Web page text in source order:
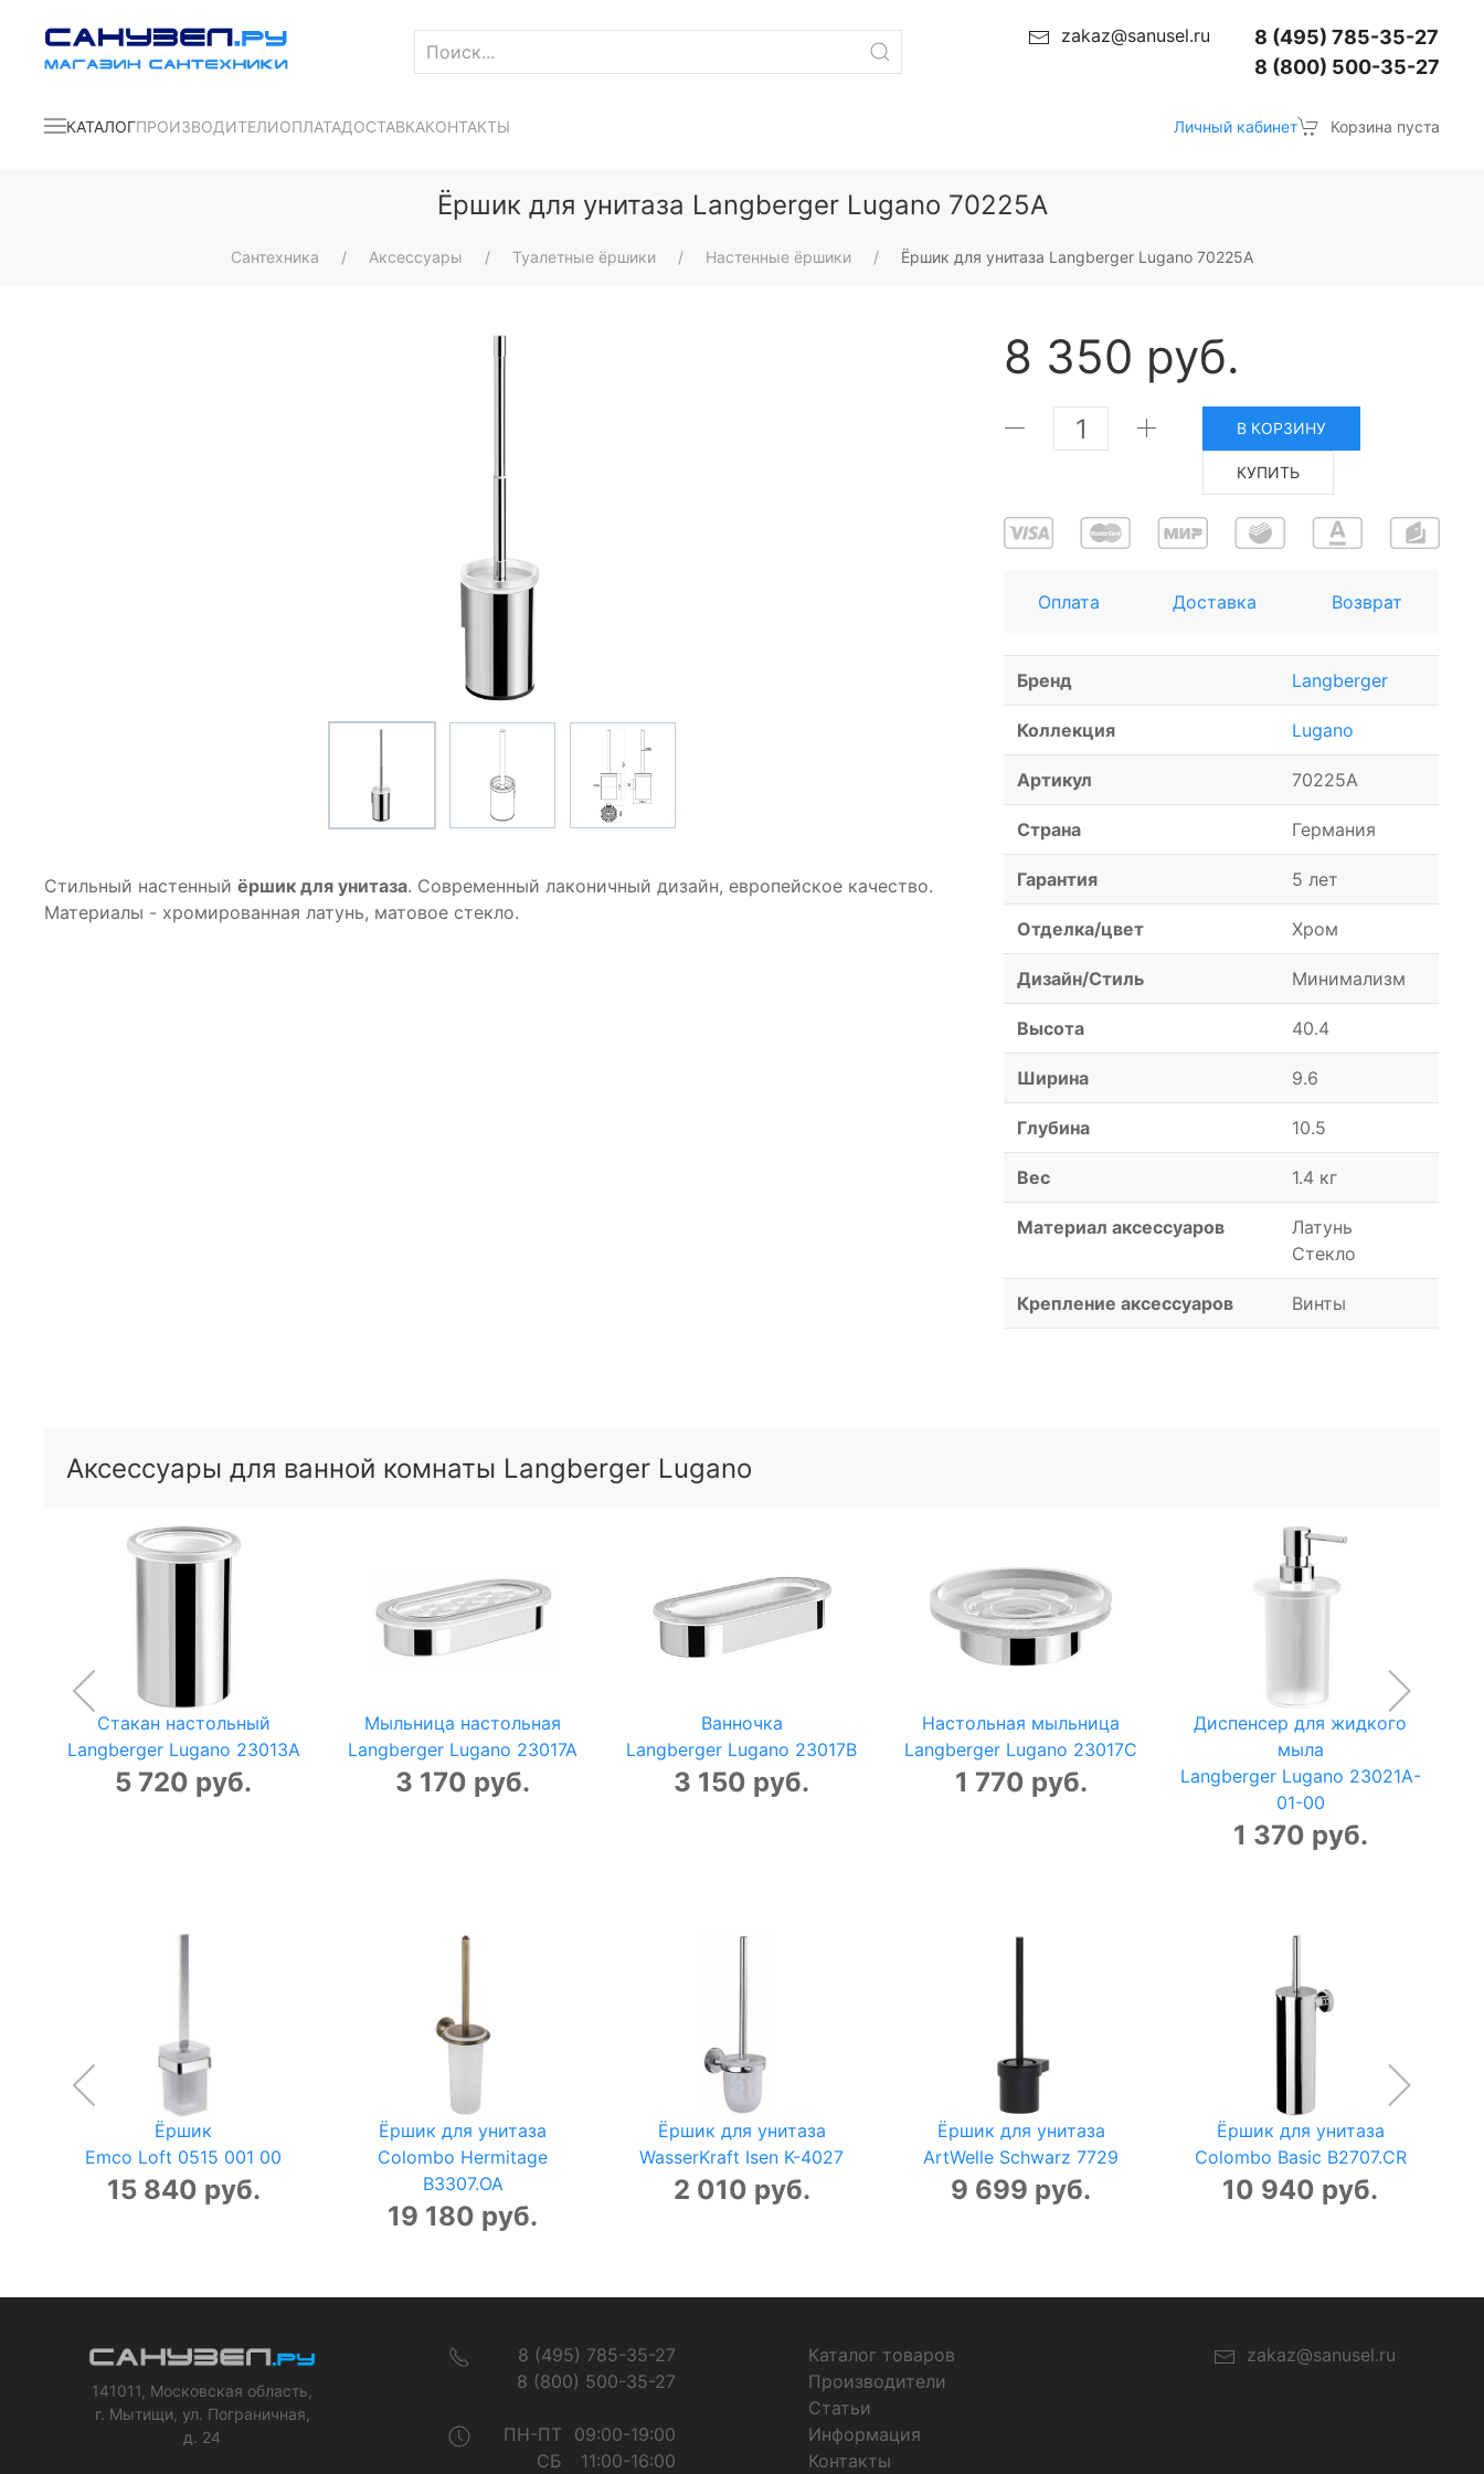
zakaz@sanusel.ru
8 (495) 785-35-27
8 (800) 500-35-27
КАТАЛОГПРОИЗВОДИТЕЛИОПЛАТАДОСТАВКАКОНТАКТЫ Личный кабинет Корзина пуста
Ёршик для унитаза Langberger Lugano 70225A
Сантехника Аксессуары Туалетные ёршики Настенные ёршики Ёршик для унитаза Langberger Lugano 70225A
Стильный настенный ёршик для унитаза. Современный лаконичный дизайн, европейское качество.
Материалы - хромированная латунь, матовое стекло.
8 350 руб.
В КОРЗИНУ
КУПИТЬ
Оплата Доставка Возврат
Бренд Langberger
Коллекция Lugano
Артикул 70225A
Страна Германия
Гарантия 5 лет
Отделка/цвет Хром
Дизайн/Стиль Минимализм
Высота 40.4
Ширина 9.6
Глубина 10.5
Вес 1.4 кг
Материал аксессуаров
Латунь
Стекло
Крепление аксессуаров Винты
Аксессуары для ванной комнаты Langberger Lugano
Стакан настольный
Langberger Lugano 23013A
5 720 руб.
Мыльница настольная
Langberger Lugano 23017A
3 170 руб.
Ванночка
Langberger Lugano 23017B
3 150 руб.
Настольная мыльница
Langberger Lugano 23017C
1 770 руб.
Диспенсер для жидкого
мыла
Langberger Lugano 23021A-
01-00
1 370 руб.
Ёршик
Emco Loft 0515 001 00
15 840 руб.
Ёршик для унитаза
Colombo Hermitage
B3307.OA
19 180 руб.
Ёршик для унитаза
WasserKraft Isen K-4027
2 010 руб.
Ёршик для унитаза
ArtWelle Schwarz 7729
9 699 руб.
Ёршик для унитаза
Colombo Basic B2707.CR
10 940 руб.
141011, Московская область,
г. Мытищи, ул. Пограничная,
д. 24
8 (495) 785-35-27
8 (800) 500-35-27
ПН-ПТ
09:00-19:00
СБ
11:00-16:00
Каталог товаров
Производители
Статьи
Информация
Контакты
zakaz@sanusel.ru